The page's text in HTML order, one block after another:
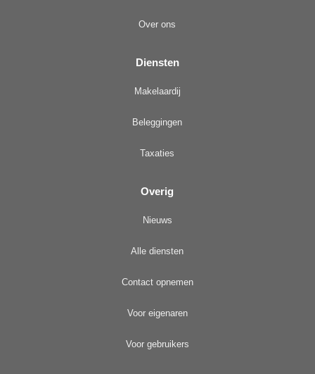
Over ons
Diensten
Makelaardij
Beleggingen
Taxaties
Overig
Nieuws
Alle diensten
Contact opnemen
Voor eigenaren
Voor gebruikers